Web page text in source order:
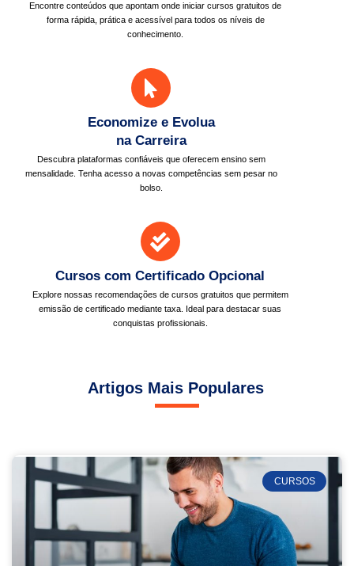
Encontre conteúdos que apontam onde iniciar cursos gratuitos de
forma rápida, prática e acessível para todos os níveis de
conhecimento.
Economize e Evolua
na Carreira
Descubra plataformas confiáveis que oferecem ensino sem
mensalidade. Tenha acesso a novas competências sem pesar no
bolso.
Cursos com Certificado Opcional
Explore nossas recomendações de cursos gratuitos que permitem
emissão de certificado mediante taxa. Ideal para destacar suas
conquistas profissionais.
Artigos Mais Populares
CURSOS